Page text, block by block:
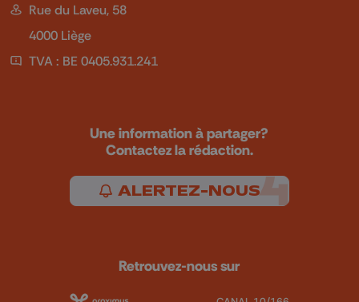
Rue du Laveu, 58
4000 Liège
TVA : BE 0405.931.241
Une information à partager?
Contactez la rédaction.
ALERTEZ-NOUS
Retrouvez-nous sur